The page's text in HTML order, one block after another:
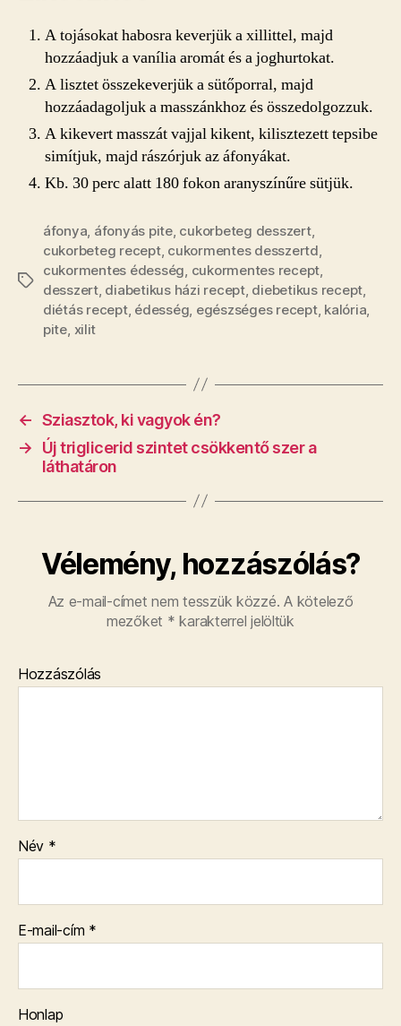
A tojásokat habosra keverjük a xillittel, majd
hozzáadjuk a vanília aromát és a joghurtokat.
A lisztet összekeverjük a sütőporral, majd
hozzáadagoljuk a masszánkhoz és összedolgozzuk.
A kikevert masszát vajjal kikent, kilisztezett tepsibe
simítjuk, majd rászórjuk az áfonyákat.
Kb. 30 perc alatt 180 fokon aranyszínűre sütjük.
Címkék
áfonya, áfonyás pite, cukorbeteg desszert,
cukorbeteg recept, cukormentes desszertd,
cukormentes édesség, cukormentes recept,
desszert, diabetikus házi recept, diebetikus recept,
diétás recept, édesség, egészséges recept, kalória,
pite, xilit
← Sziasztok, ki vagyok én?
→
Új triglicerid szintet csökkentő szer a
láthatáron
Vélemény, hozzászólás?
Az e-mail-címet nem tesszük közzé. A kötelező
mezőket * karakterrel jelöltük
Hozzászólás
Név *
E-mail-cím *
Honlap